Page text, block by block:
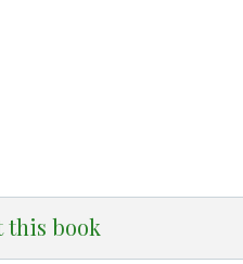
this book